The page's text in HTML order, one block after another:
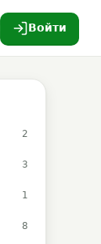
Войти
2
3
1
8